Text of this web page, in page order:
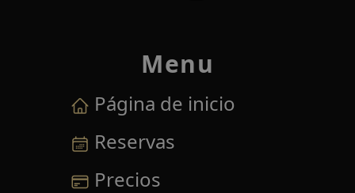
Menu
Página de inicio
Reservas
Precios